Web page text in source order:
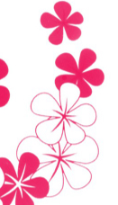
content
(Press
Enter)